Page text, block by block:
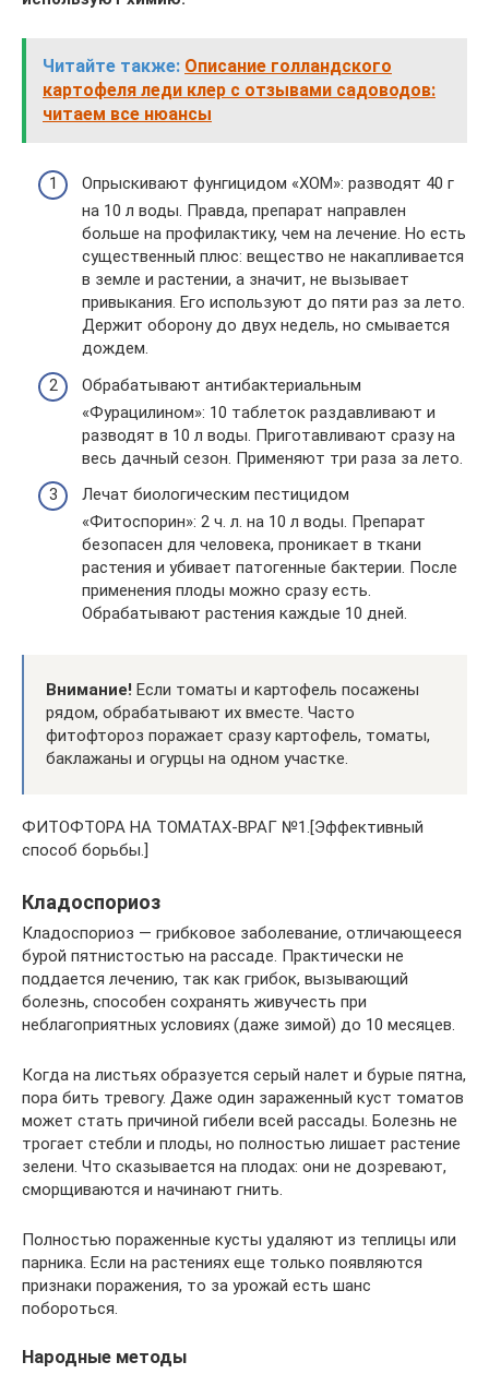
Читайте также: Описание голландского
картофеля леди клер с отзывами садоводов:
читаем все нюансы
Опрыскивают фунгицидом «ХОМ»: разводят 40 г
на 10 л воды. Правда, препарат направлен
больше на профилактику, чем на лечение. Но есть
существенный плюс: вещество не накапливается
в земле и растении, а значит, не вызывает
привыкания. Его используют до пяти раз за лето.
Держит оборону до двух недель, но смывается
дождем.
Обрабатывают антибактериальным
«Фурацилином»: 10 таблеток раздавливают и
разводят в 10 л воды. Приготавливают сразу на
весь дачный сезон. Применяют три раза за лето.
Лечат биологическим пестицидом
«Фитоспорин»: 2 ч. л. на 10 л воды. Препарат
безопасен для человека, проникает в ткани
растения и убивает патогенные бактерии. После
применения плоды можно сразу есть.
Обрабатывают растения каждые 10 дней.
Внимание! Если томаты и картофель посажены
рядом, обрабатывают их вместе. Часто
фитофтороз поражает сразу картофель, томаты,
баклажаны и огурцы на одном участке.
ФИТОФТОРА НА ТОМАТАХ-ВРАГ №1.[Эффективный
способ борьбы.]
Кладоспориоз
Кладоспориоз — грибковое заболевание, отличающееся
бурой пятнистостью на рассаде. Практически не
поддается лечению, так как грибок, вызывающий
болезнь, способен сохранять живучесть при
неблагоприятных условиях (даже зимой) до 10 месяцев.
Когда на листьях образуется серый налет и бурые пятна,
пора бить тревогу. Даже один зараженный куст томатов
может стать причиной гибели всей рассады. Болезнь не
трогает стебли и плоды, но полностью лишает растение
зелени. Что сказывается на плодах: они не дозревают,
сморщиваются и начинают гнить.
Полностью пораженные кусты удаляют из теплицы или
парника. Если на растениях еще только появляются
признаки поражения, то за урожай есть шанс
побороться.
Народные методы